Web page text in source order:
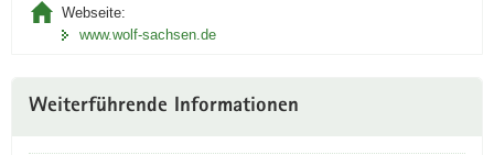
Webseite:
www.wolf-sachsen.de
Weiterführende Informationen